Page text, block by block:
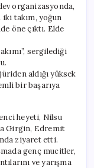
organizasyonda,
takım, yoğun
öne çıktı. Elde
sergilediği
aldığı yüksek
bir başarıya
heyeti, Nilsu
Girgin, Edremit
ziyaret etti.
genç mucitler,
ve yarışma